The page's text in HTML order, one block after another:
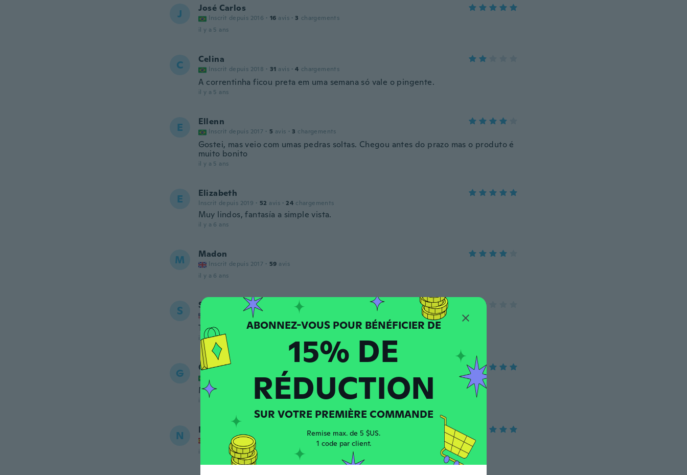
J José Carlos
Inscrit depuis 2016 · 16 avis · 3 chargements
il y a 5 ans
C Celina
Inscrit depuis 2018 · 31 avis · 4 chargements
A correntinha ficou preta em uma semana só vale o pingente.
il y a 5 ans
E Ellenn
Inscrit depuis 2017 · 5 avis · 3 chargements
Gostei, mas veio com umas pedras soltas. Chegou antes do prazo mas o produto é
muito bonito
il y a 5 ans
E Elizabeth
Inscrit depuis 2019 · 52 avis · 24 chargements
Muy lindos, fantasía a simple vista.
il y a 6 ans
M Madon
Inscrit depuis 2017 · 59 avis
il y a 6 ans
S Stacey
Inscrit depuis 2017 chargements
Took too long
il y a 6 ans
G Glauco
Inscrit depuis 2019 · 4 avis
Muito bom gostei
il y a 6 ans
N Nancy
Inscrit depuis 2017
il y a 6 ans
15% DE
RÉDUCTION
SUR VOTRE PREMIÈRE COMMANDE
Remise max. de 5 $US.
1 code par client.